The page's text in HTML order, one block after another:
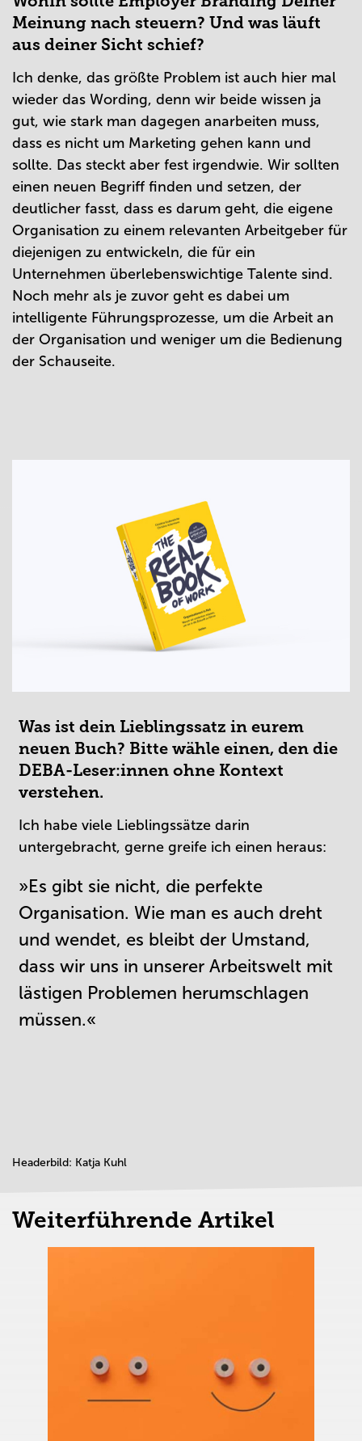
Meinung nach steuern? Und was läuft
aus deiner Sicht schief?
Ich denke, das größte Problem ist auch hier mal
wieder das Wording, denn wir beide wissen ja
gut, wie stark man dagegen anarbeiten muss,
dass es nicht um Marketing gehen kann und
sollte. Das steckt aber fest irgendwie. Wir sollten
einen neuen Begriff finden und setzen, der
deutlicher fasst, dass es darum geht, die eigene
Organisation zu einem relevanten Arbeitgeber für
diejenigen zu entwickeln, die für ein
Unternehmen überlebenswichtige Talente sind.
Noch mehr als je zuvor geht es dabei um
intelligente Führungsprozesse, um die Arbeit an
der Organisation und weniger um die Bedienung
der Schauseite.
Was ist dein Lieblingssatz in eurem
neuen Buch? Bitte wähle einen, den die
DEBA-Leser:innen ohne Kontext
verstehen.
Ich habe viele Lieblingssätze darin
untergebracht, gerne greife ich einen heraus:
»Es gibt sie nicht, die perfekte
Organisation. Wie man es auch dreht
und wendet, es bleibt der Umstand,
dass wir uns in unserer Arbeitswelt mit
lästigen Problemen herumschlagen
müssen.«
Headerbild: Katja Kuhl
Weiterführende Artikel